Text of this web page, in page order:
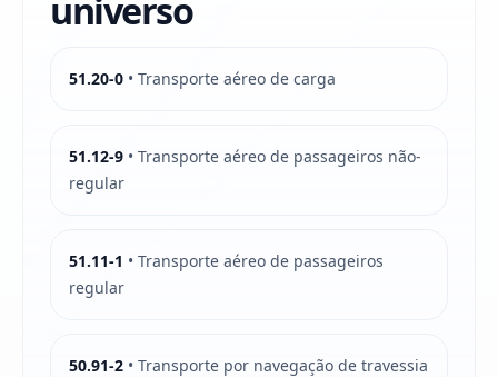
universo
51.20-0 • Transporte aéreo de carga
51.12-9 • Transporte aéreo de passageiros não-
regular
51.11-1 • Transporte aéreo de passageiros
regular
50.91-2 • Transporte por navegação de travessia